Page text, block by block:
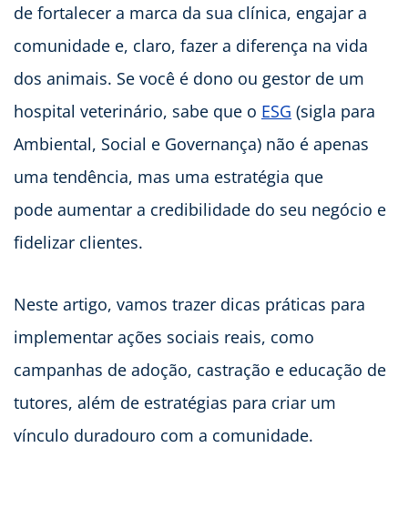
de fortalecer a marca da sua clínica, engajar a
comunidade e, claro, fazer a diferença na vida
dos animais. Se você é dono ou gestor de um
hospital veterinário, sabe que o ESG (sigla para
Ambiental, Social e Governança) não é apenas
uma tendência, mas uma estratégia que
pode aumentar a credibilidade do seu negócio e
fidelizar clientes.
Neste artigo, vamos trazer dicas práticas para
implementar ações sociais reais, como
campanhas de adoção, castração e educação de
tutores, além de estratégias para criar um
vínculo duradouro com a comunidade.